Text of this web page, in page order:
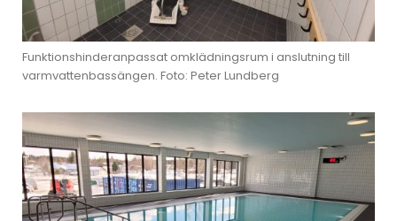
Funktionshinderanpassat omklädningsrum i anslutning till
varmvattenbassängen. Foto: Peter Lundberg